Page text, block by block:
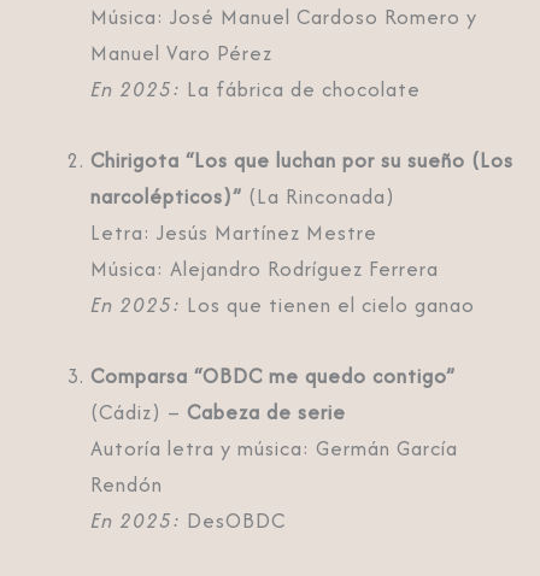
Música: José Manuel Cardoso Romero y
Manuel Varo Pérez
En 2025: La fábrica de chocolate
Chirigota “Los que luchan por su sueño (Los
narcolépticos)” (La Rinconada)
Letra: Jesús Martínez Mestre
Música: Alejandro Rodríguez Ferrera
En 2025: Los que tienen el cielo ganao
Comparsa “OBDC me quedo contigo”
(Cádiz) – Cabeza de serie
Autoría letra y música: Germán García
Rendón
En 2025: DesOBDC